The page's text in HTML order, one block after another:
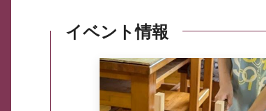
イベント情報